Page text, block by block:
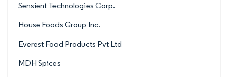
Sensient Technologies Corp.
House Foods Group Inc.
Everest Food Products Pvt Ltd
MDH Spices